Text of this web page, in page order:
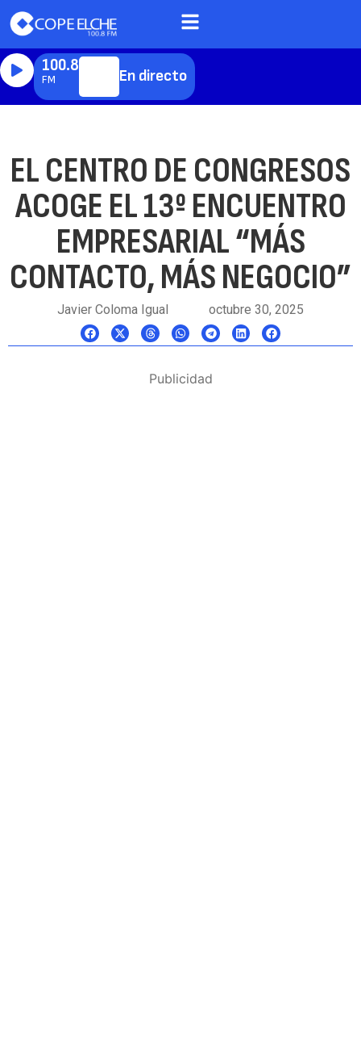
100.8
FM En directo
EL CENTRO DE CONGRESOS
ACOGE EL 13º ENCUENTRO
EMPRESARIAL “MÁS
CONTACTO, MÁS NEGOCIO”
Javier Coloma Igual octubre 30, 2025
Publicidad